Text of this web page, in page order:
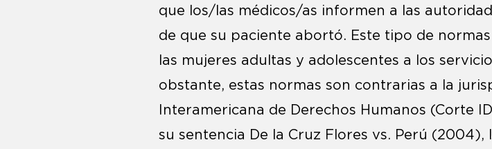
que los/las médicos/as informen a las
de que su paciente abortó. Este tipo de
las mujeres adultas y adolescentes a los
obstante, estas normas son contrarias a la
Interamericana de Derechos Humanos (Corte
su sentencia De la Cruz Flores vs. Perú